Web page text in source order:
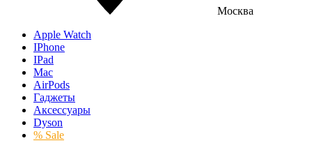
Москва
Apple Watch
IPhone
IPad
Mac
AirPods
Гаджеты
Аксессуары
Dyson
% Sale